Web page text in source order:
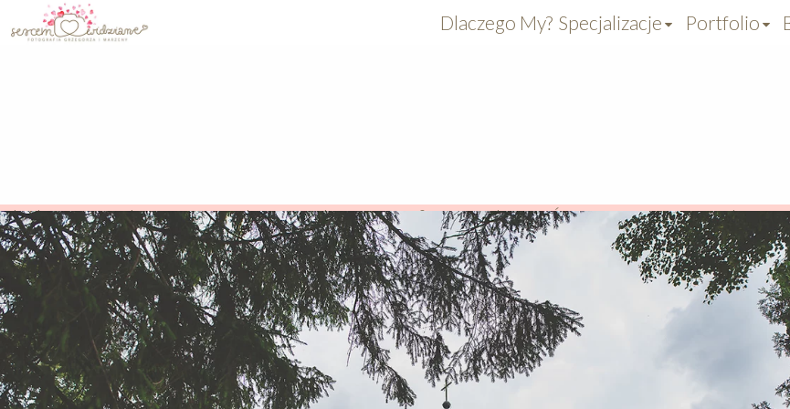
Dlaczego My? Specjalizacje Portfolio
IdealnaStrona.pl>SercemWidziane>Blog Fotograficzny>Chrzest Święty Reportaże>Zdjęcia